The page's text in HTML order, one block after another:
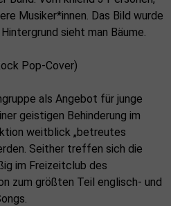
Pop-Cover)
als Angebot für junge
geistigen Behinderung im
weitblick „betreutes
Seither treffen sich die
im Freizeitclub des
zum größten Teil englisch- und